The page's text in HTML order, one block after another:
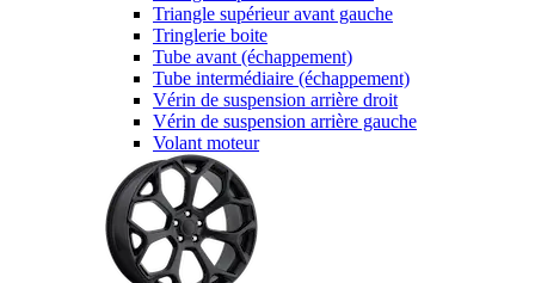
Triangle supérieur avant gauche
Tringlerie boite
Tube avant (échappement)
Tube intermédiaire (échappement)
Vérin de suspension arrière droit
Vérin de suspension arrière gauche
Volant moteur